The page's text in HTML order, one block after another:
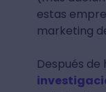
estas
marketing
Después